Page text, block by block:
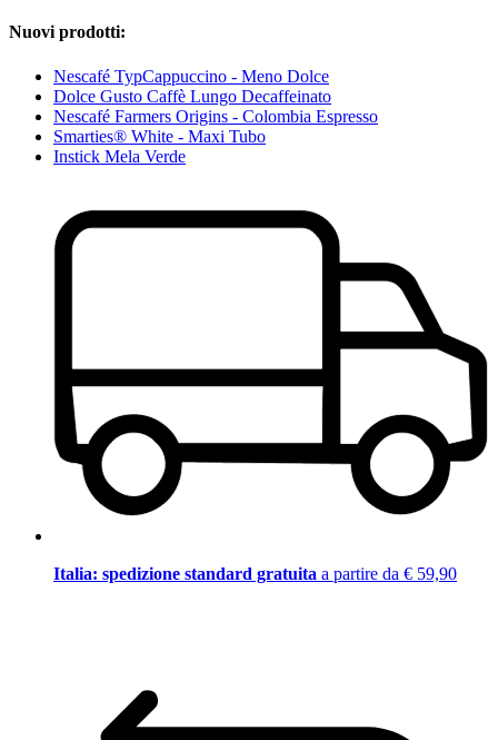
Nuovi prodotti:
Nescafé TypCappuccino - Meno Dolce
Dolce Gusto Caffè Lungo Decaffeinato
Nescafé Farmers Origins - Colombia Espresso
Smarties® White - Maxi Tubo
Instick Mela Verde
Italia: spedizione standard gratuita a partire da € 59,90